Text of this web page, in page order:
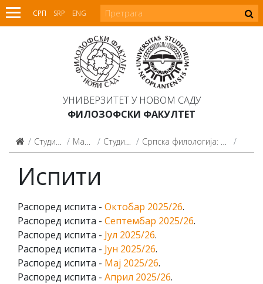
СРП SRP ENG
УНИВЕРЗИТЕТ У НОВОМ САДУ
ФИЛОЗОФСКИ ФАКУЛТЕТ
Студијски програми Мастер студије Студијски програми Српска филологија: Српски језик и књижевност (2015)
Испити
Распоред испита - Октобар 2025/26.
Распоред испита - Септембар 2025/26.
Распоред испита - Јул 2025/26.
Распоред испита - Јун 2025/26.
Распоред испита - Мај 2025/26.
Распоред испита - Април 2025/26.